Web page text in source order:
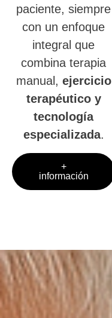
paciente, siempre
con un enfoque
integral que
combina terapia
manual, ejercicio
terapéutico y
tecnología
especializada.
+
información